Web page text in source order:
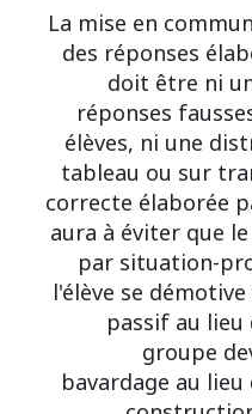
La mise en
des réponses
doit être ni
réponses
élèves, ni une
tableau ou sur
correcte élaborée
aura à éviter que
par situation-
l'élève se
passif au
groupe
bavardage au